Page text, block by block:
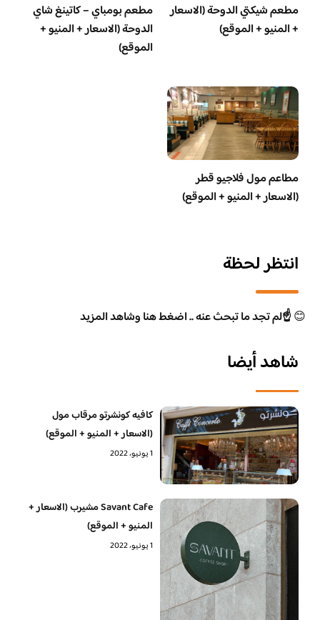
مطعم شيكتي الدوحة (الاسعار
+ المنيو + الموقع)
مطعم بومباي – كاتينغ شاي
الدوحة (الاسعار + المنيو +
الموقع)
مطاعم مول فلاجيو قطر
(الاسعار + المنيو + الموقع)
انتظر لحظة
😊☝️لم تجد ما تبحث عنه .. اضغط هنا وشاهد المزيد
شاهد أيضا
كافيه كونشرتو مرقاب مول
(الاسعار + المنيو + الموقع)
1 يونيو، 2022
Savant Cafe مشيرب (الاسعار +
المنيو + الموقع)
1 يونيو، 2022